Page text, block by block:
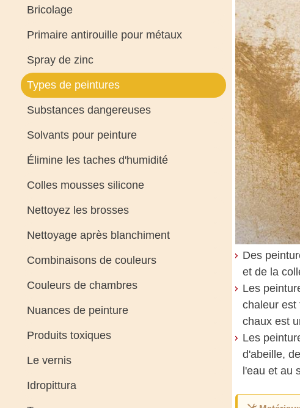
Bricolage
Primaire antirouille pour métaux
Spray de zinc
Types de peintures
Substances dangereuses
Solvants pour peinture
Élimine les taches d'humidité
Colles mousses silicone
Nettoyez les brosses
Nettoyage après blanchiment
Combinaisons de couleurs
Couleurs de chambres
Nuances de peinture
Produits toxiques
Le vernis
Idropittura
Des
et de la
Les
chaleur est
chaux est
Les
d'abeille,
l'eau et au